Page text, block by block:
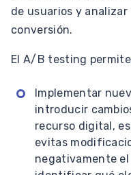
de usuarios y
conversión.
El A/B testing
Implementar
introducir
recurso digital,
evitas
negativamente el